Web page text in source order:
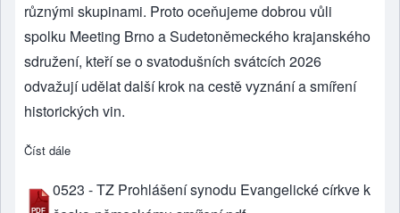
různými skupinami. Proto oceňujeme dobrou vůli
spolku Meeting Brno a Sudetoněmeckého krajanského
sdružení, kteří se o svatodušních svátcích 2026
odvažují udělat další krok na cestě vyznání a smíření
historických vin.
Číst dále
0523 - TZ Prohlášení synodu Evangelické církve k